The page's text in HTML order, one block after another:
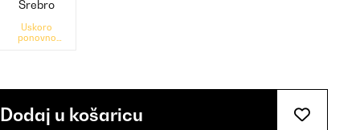
Srebro
Uskoro
ponovno
Dodaj u košaricu